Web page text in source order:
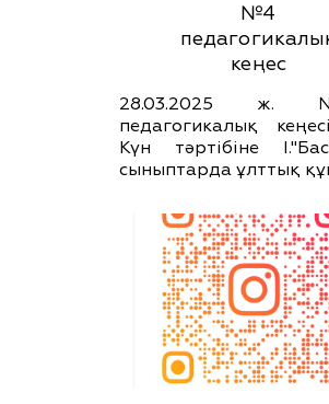
№4
кеңес
28.03.2025
педагогикалық
Күн тәртібіне
сыныптарда ұлттық